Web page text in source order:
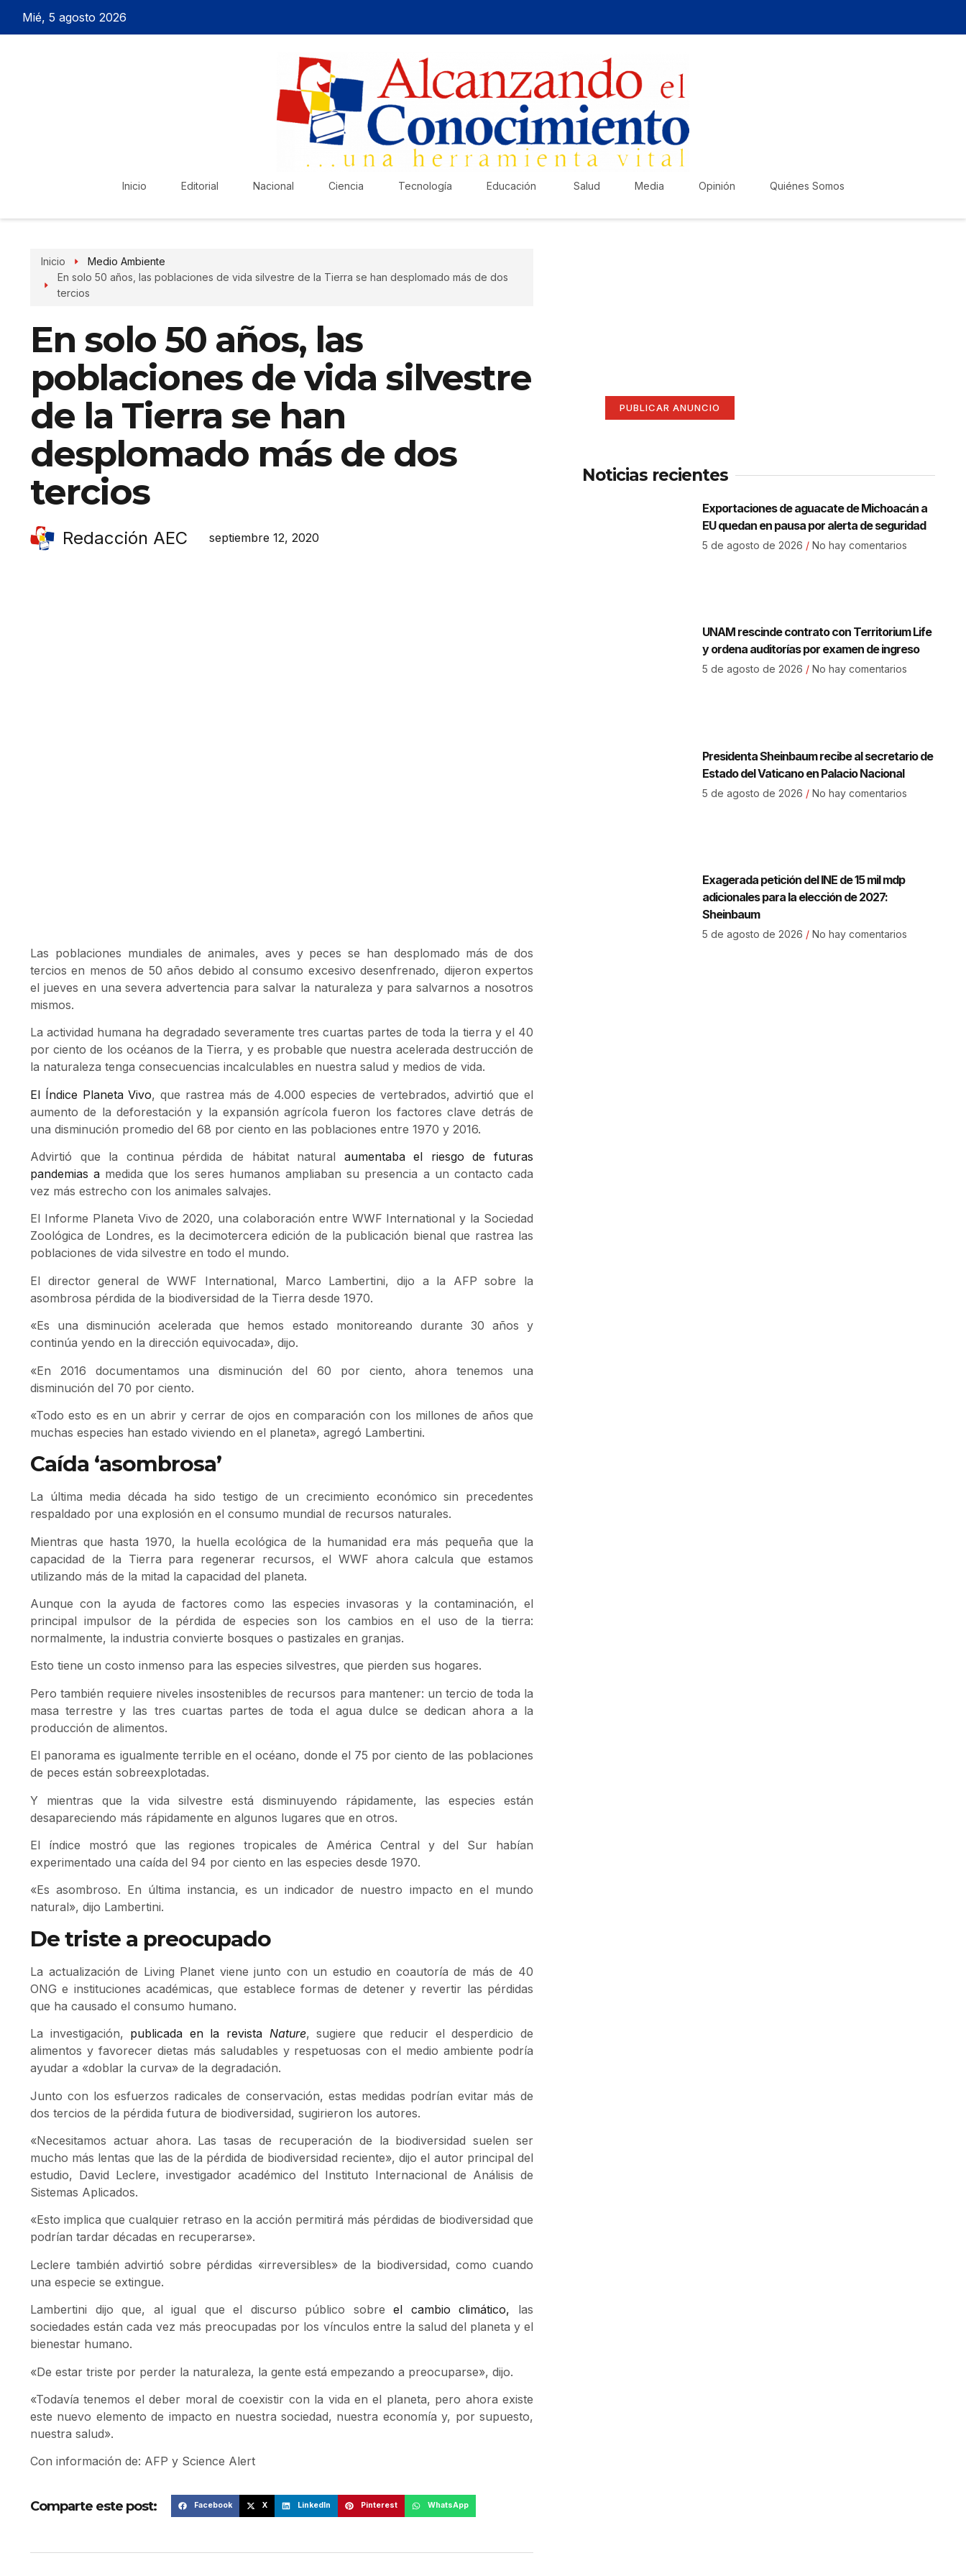
Mié, 5 agosto 2026
Inicio Editorial Nacional Ciencia Tecnología Educación Salud Media Opinión Quiénes Somos
Inicio
Medio Ambiente
En solo 50 años, las poblaciones de vida silvestre de la Tierra se han desplomado más de dos
tercios
En solo 50 años, las
poblaciones de vida silvestre
de la Tierra se han
desplomado más de dos
tercios
Redacción AEC septiembre 12, 2020
Las poblaciones mundiales de animales, aves y peces se han desplomado más de dos
tercios en menos de 50 años debido al consumo excesivo desenfrenado, dijeron expertos
el jueves en una severa advertencia para salvar la naturaleza y para salvarnos a nosotros
mismos.
La actividad humana ha degradado severamente tres cuartas partes de toda la tierra y el 40
por ciento de los océanos de la Tierra, y es probable que nuestra acelerada destrucción de
la naturaleza tenga consecuencias incalculables en nuestra salud y medios de vida.
El Índice Planeta Vivo, que rastrea más de 4.000 especies de vertebrados, advirtió que el
aumento de la deforestación y la expansión agrícola fueron los factores clave detrás de
una disminución promedio del 68 por ciento en las poblaciones entre 1970 y 2016.
Advirtió que la continua pérdida de hábitat natural aumentaba el riesgo de futuras
pandemias a medida que los seres humanos ampliaban su presencia a un contacto cada
vez más estrecho con los animales salvajes.
El Informe Planeta Vivo de 2020, una colaboración entre WWF International y la Sociedad
Zoológica de Londres, es la decimotercera edición de la publicación bienal que rastrea las
poblaciones de vida silvestre en todo el mundo.
El director general de WWF International, Marco Lambertini, dijo a la AFP sobre la
asombrosa pérdida de la biodiversidad de la Tierra desde 1970.
«Es una disminución acelerada que hemos estado monitoreando durante 30 años y
continúa yendo en la dirección equivocada», dijo.
«En 2016 documentamos una disminución del 60 por ciento, ahora tenemos una
disminución del 70 por ciento.
«Todo esto es en un abrir y cerrar de ojos en comparación con los millones de años que
muchas especies han estado viviendo en el planeta», agregó Lambertini.
Caída ‘asombrosa’
La última media década ha sido testigo de un crecimiento económico sin precedentes
respaldado por una explosión en el consumo mundial de recursos naturales.
Mientras que hasta 1970, la huella ecológica de la humanidad era más pequeña que la
capacidad de la Tierra para regenerar recursos, el WWF ahora calcula que estamos
utilizando más de la mitad la capacidad del planeta.
Aunque con la ayuda de factores como las especies invasoras y la contaminación, el
principal impulsor de la pérdida de especies son los cambios en el uso de la tierra:
normalmente, la industria convierte bosques o pastizales en granjas.
Esto tiene un costo inmenso para las especies silvestres, que pierden sus hogares.
Pero también requiere niveles insostenibles de recursos para mantener: un tercio de toda la
masa terrestre y las tres cuartas partes de toda el agua dulce se dedican ahora a la
producción de alimentos.
El panorama es igualmente terrible en el océano, donde el 75 por ciento de las poblaciones
de peces están sobreexplotadas.
Y mientras que la vida silvestre está disminuyendo rápidamente, las especies están
desapareciendo más rápidamente en algunos lugares que en otros.
El índice mostró que las regiones tropicales de América Central y del Sur habían
experimentado una caída del 94 por ciento en las especies desde 1970.
«Es asombroso. En última instancia, es un indicador de nuestro impacto en el mundo
natural», dijo Lambertini.
De triste a preocupado
La actualización de Living Planet viene junto con un estudio en coautoría de más de 40
ONG e instituciones académicas, que establece formas de detener y revertir las pérdidas
que ha causado el consumo humano.
La investigación, publicada en la revista Nature, sugiere que reducir el desperdicio de
alimentos y favorecer dietas más saludables y respetuosas con el medio ambiente podría
ayudar a «doblar la curva» de la degradación.
Junto con los esfuerzos radicales de conservación, estas medidas podrían evitar más de
dos tercios de la pérdida futura de biodiversidad, sugirieron los autores.
«Necesitamos actuar ahora. Las tasas de recuperación de la biodiversidad suelen ser
mucho más lentas que las de la pérdida de biodiversidad reciente», dijo el autor principal del
estudio, David Leclere, investigador académico del Instituto Internacional de Análisis de
Sistemas Aplicados.
«Esto implica que cualquier retraso en la acción permitirá más pérdidas de biodiversidad que
podrían tardar décadas en recuperarse».
Leclere también advirtió sobre pérdidas «irreversibles» de la biodiversidad, como cuando
una especie se extingue.
Lambertini dijo que, al igual que el discurso público sobreel cambio climático, las
sociedades están cada vez más preocupadas por los vínculos entre la salud del planeta y el
bienestar humano.
«De estar triste por perder la naturaleza, la gente está empezando a preocuparse», dijo.
«Todavía tenemos el deber moral de coexistir con la vida en el planeta, pero ahora existe
este nuevo elemento de impacto en nuestra sociedad, nuestra economía y, por supuesto,
nuestra salud».
Con información de: AFP y Science Alert
Comparte este post: Facebook X LinkedIn Pinterest WhatsApp
PUBLICAR ANUNCIO
Noticias recientes
Exportaciones de aguacate de Michoacán a
EU quedan en pausa por alerta de seguridad
5 de agosto de 2026 No hay comentarios
UNAM rescinde contrato con Territorium Life
y ordena auditorías por examen de ingreso
5 de agosto de 2026 No hay comentarios
Presidenta Sheinbaum recibe al secretario de
Estado del Vaticano en Palacio Nacional
5 de agosto de 2026 No hay comentarios
Exagerada petición del INE de 15 mil mdp
adicionales para la elección de 2027:
Sheinbaum
5 de agosto de 2026 No hay comentarios